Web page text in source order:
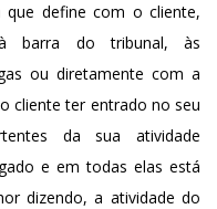
que define com o cliente,
barra do tribunal, às
ou diretamente com a
cliente ter entrado no seu
da sua atividade
e em todas elas está
dizendo, a atividade do